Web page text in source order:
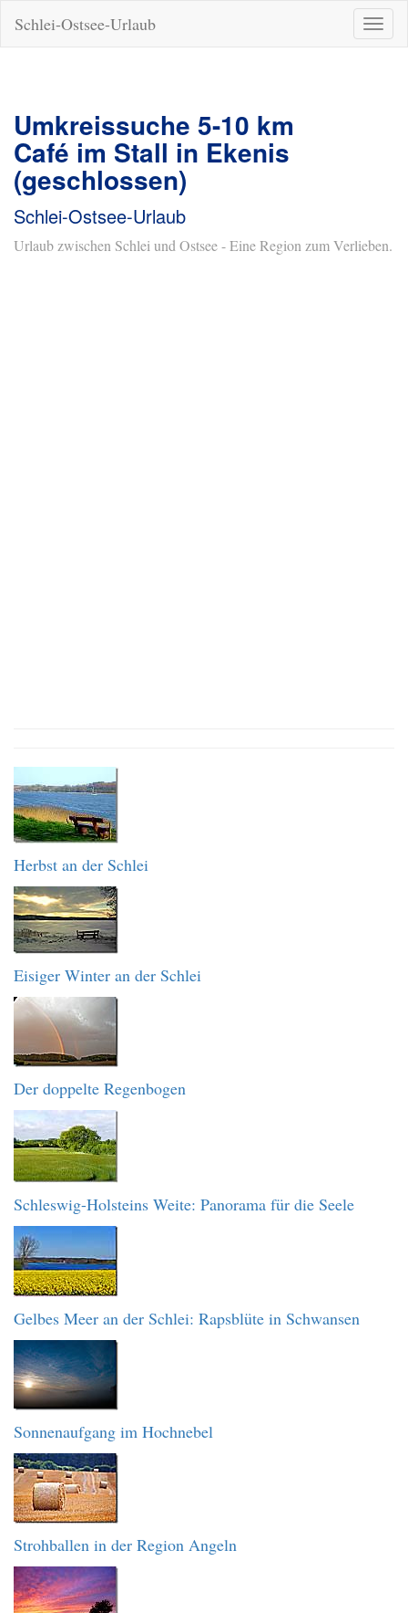
ein-/
Schlei-Ostsee-Urlaub
Umkreissuche 5-10 km
Café im Stall in Ekenis
(geschlossen)
Schlei-Ostsee-Urlaub
Urlaub zwischen Schlei und Ostsee - Eine Region zum Verlieben.
Herbst an der Schlei
Eisiger Winter an der Schlei
Der doppelte Regenbogen
Schleswig-Holsteins Weite: Panorama für die Seele
Gelbes Meer an der Schlei: Rapsblüte in Schwansen
Sonnenaufgang im Hochnebel
Strohballen in der Region Angeln